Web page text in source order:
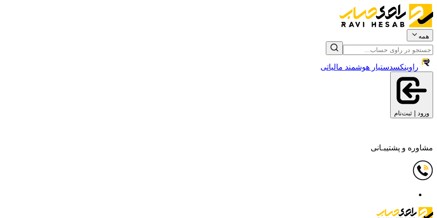
همه
راوینکسدستیار هوشمند مالیاتی
ورود | ثبت‌نام
مشاوره و پشتیبـانی